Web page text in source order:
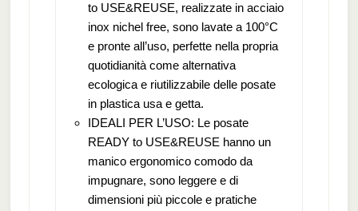
to USE&REUSE, realizzate in acciaio
inox nichel free, sono lavate a 100°C
e pronte all’uso, perfette nella propria
quotidianità come alternativa
ecologica e riutilizzabile delle posate
in plastica usa e getta.
IDEALI PER L’USO: Le posate
READY to USE&REUSE hanno un
manico ergonomico comodo da
impugnare, sono leggere e di
dimensioni più piccole e pratiche